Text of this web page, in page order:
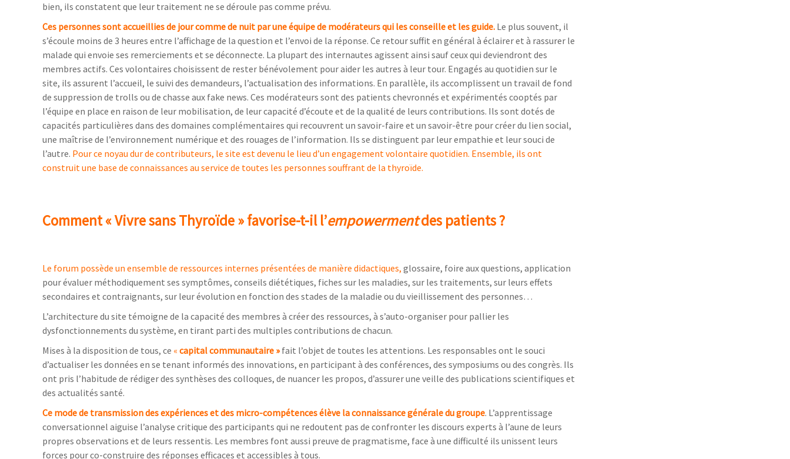
bien, ils constatent que leur traitement ne se déroule pas comme prévu.
Ces personnes sont accueillies de jour comme de nuit par une équipe de modérateurs qui les conseille et les guide. Le plus souvent, il
s’écoule moins de 3 heures entre l’affichage de la question et l’envoi de la réponse. Ce retour suffit en général à éclairer et à rassurer le
malade qui envoie ses remerciements et se déconnecte. La plupart des internautes agissent ainsi sauf ceux qui deviendront des
membres actifs. Ces volontaires choisissent de rester bénévolement pour aider les autres à leur tour. Engagés au quotidien sur le
site, ils assurent l’accueil, le suivi des demandeurs, l’actualisation des informations. En parallèle, ils accomplissent un travail de fond
de suppression de trolls ou de chasse aux fake news. Ces modérateurs sont des patients chevronnés et expérimentés cooptés par
l’équipe en place en raison de leur mobilisation, de leur capacité d’écoute et de la qualité de leurs contributions. Ils sont dotés de
capacités particulières dans des domaines complémentaires qui recouvrent un savoir-faire et un savoir-être pour créer du lien social,
une maîtrise de l’environnement numérique et des rouages de l’information. Ils se distinguent par leur empathie et leur souci de
l’autre. Pour ce noyau dur de contributeurs, le site est devenu le lieu d’un engagement volontaire quotidien. Ensemble, ils ont
construit une base de connaissances au service de toutes les personnes souffrant de la thyroïde.
Comment « Vivre sans Thyroïde » favorise-t-il l’empowermentdes patients ?
Le forum possède un ensemble de ressources internes présentées de manière didactiques, glossaire, foire aux questions, application
pour évaluer méthodiquement ses symptômes, conseils diététiques, fiches sur les maladies, sur les traitements, sur leurs effets
secondaires et contraignants, sur leur évolution en fonction des stades de la maladie ou du vieillissement des personnes…
L’architecture du site témoigne de la capacité des membres à créer des ressources, à s’auto-organiser pour pallier les
dysfonctionnements du système, en tirant parti des multiples contributions de chacun.
Mises à la disposition de tous, ce « capital communautaire »fait l’objet de toutes les attentions. Les responsables ont le souci
d’actualiser les données en se tenant informés des innovations, en participant à des conférences, des symposiums ou des congrès. Ils
ont pris l’habitude de rédiger des synthèses des colloques, de nuancer les propos, d’assurer une veille des publications scientifiques et
des actualités santé.
Ce mode de transmission des expériences et des micro-compétences élève la connaissance générale du groupe. L’apprentissage
conversationnel aiguise l’analyse critique des participants qui ne redoutent pas de confronter les discours experts à l’aune de leurs
propres observations et de leurs ressentis. Les membres font aussi preuve de pragmatisme, face à une difficulté ils unissent leurs
forces pour co-construire des réponses efficaces et accessibles à tous.